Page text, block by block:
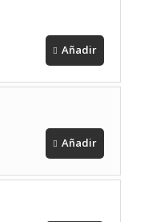
Añadir
Añadir